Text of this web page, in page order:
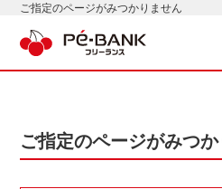
ご指定のページがみつかりません
ご指定のページがみつ